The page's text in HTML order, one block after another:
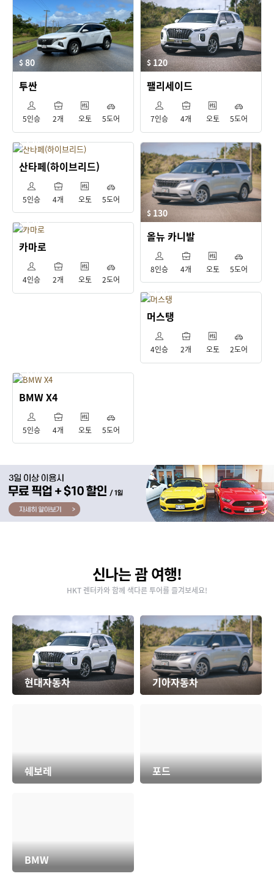
$80
투싼
5인승 2개 오토 5도어
$120
팰리세이드
7인승 4개 오토 5도어
$120
산타페(하이브리드)
5인승 4개 오토
5도어
$ 130
올뉴 카니발
8인승 4개 오토 5도어
$130
카마로
4인승 2개 오토
2도어
$130
머스탱
4인승 2개 오토 2도어
$150
BMW X4
5인승 4개 오토 5도어
신나는 괌 여행!
HKT 렌터카와 함께 색다른 투어를 즐겨보세요!
현대자동차 기아자동차
쉐보레 포드
BMW